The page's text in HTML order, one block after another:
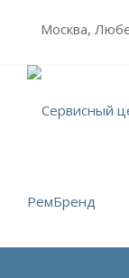
Москва,